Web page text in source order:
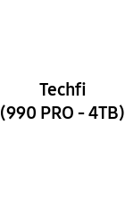
Techfi
(990 PRO - 4TB)